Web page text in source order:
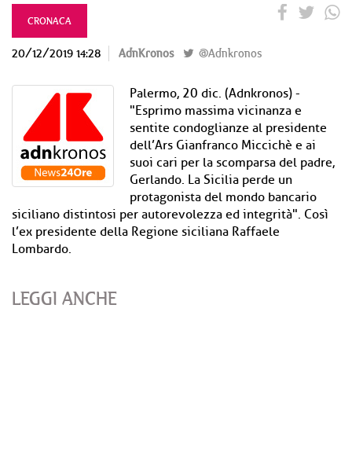
CRONACA
20/12/2019 14:28 AdnKronos @Adnkronos
Palermo, 20 dic. (Adnkronos) -
"Esprimo massima vicinanza e
sentite condoglianze al presidente
dell’Ars Gianfranco Miccichè e ai
suoi cari per la scomparsa del padre,
Gerlando. La Sicilia perde un
protagonista del mondo bancario
siciliano distintosi per autorevolezza ed integrità". Così
l’ex presidente della Regione siciliana Raffaele
Lombardo.
LEGGI ANCHE